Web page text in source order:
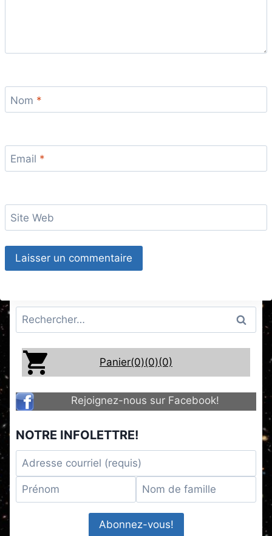
Nom *
Email *
Site Web
Rechercher :
Panier(0)(0)(0)
Rejoignez-nous sur Facebook!
NOTRE INFOLETTRE!